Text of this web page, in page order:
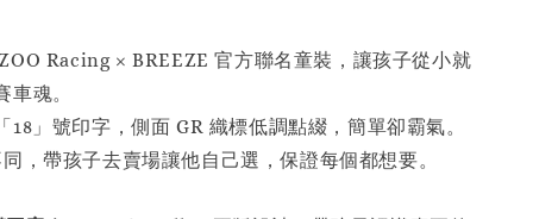
Racing × BREEZE 官方聯名童裝，讓孩子從小就
車魂。
18」號印字，側面 GR 織標低調點綴，簡單卻霸氣。
，帶孩子去賣場讓他自己選，保證每個都想要。